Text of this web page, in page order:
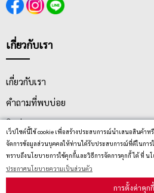
เว็ปไซต์นี้ใช้ cookie เพื่อสร้างประสบการณ์นำเสนอสินค้า
จัดการข้อมูลส่วนบุคคลให้ท่านได้รับประสบการณ์ที่ดีในการ
ทราบถึงนโยบายการใช้คุกกี้และวิธีการจัดการคุกกี้ ได้ ที่ นโ
ประกาศนโยบายความเป็นส่วนตัว
การตั้งค่าคุกกี้
เกี่ยวกับเรา
เกี่ยวกับเรา
คำถามที่พบบ่อย
ติดต่อเรา
ประกาศนโยบายความเป็นส่วนตัว
นโยบายการจัดส่ง
นโยบายการเปลี่ยน/คืน สินค้า